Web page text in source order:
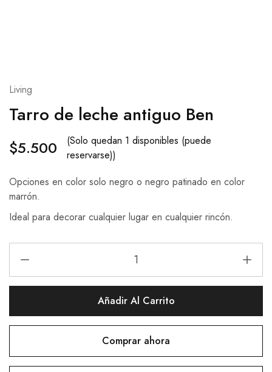
Living
Tarro de leche antiguo Ben
$5.500
(Solo quedan 1 disponibles (puede
reservarse))
Opciones en color solo negro o negro patinado en color
marrón.
Ideal para decorar cualquier lugar en cualquier rincón.
Añadir Al Carrito
Comprar ahora